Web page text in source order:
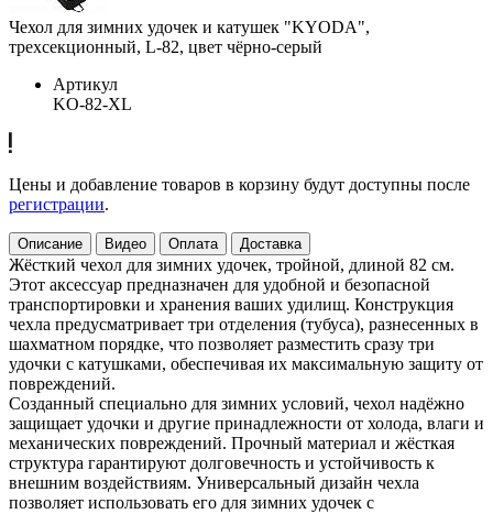
Чехол для зимних удочек и катушек "KYODA",
трехсекционный, L-82, цвет чёрно-серый
Артикул
KO-82-XL
Цены и добавление товаров в корзину будут доступны после
регистрации.
Описание Видео Оплата Доставка
Жёсткий чехол для зимних удочек, тройной, длиной 82 см.
Этот аксессуар предназначен для удобной и безопасной
транспортировки и хранения ваших удилищ. Конструкция
чехла предусматривает три отделения (тубуса), разнесенных в
шахматном порядке, что позволяет разместить сразу три
удочки с катушками, обеспечивая их максимальную защиту от
повреждений.
Созданный специально для зимних условий, чехол надёжно
защищает удочки и другие принадлежности от холода, влаги и
механических повреждений. Прочный материал и жёсткая
структура гарантируют долговечность и устойчивость к
внешним воздействиям. Универсальный дизайн чехла
позволяет использовать его для зимних удочек с